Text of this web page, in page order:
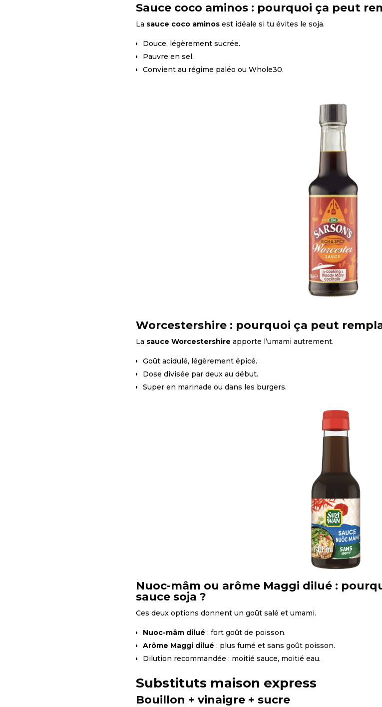
Sauce coco aminos : pourquoi ça peut
La sauce coco aminos est idéale si tu évites le soja.
Douce, légèrement sucrée.
Pauvre en sel.
Convient au régime paléo ou Whole30.
Worcestershire : pourquoi ça peut
La sauce Worcestershire apporte l’umami autrement.
Goût acidulé, légèrement épicé.
Dose divisée par deux au début.
Super en marinade ou dans les burgers.
Nuoc-mâm ou arôme Maggi dilué :
sauce soja ?
Ces deux options donnent un goût salé et umami.
Nuoc-mâm dilué : fort goût de poisson.
Arôme Maggi dilué : plus fumé et sans goût poisson.
Dilution recommandée : moitié sauce, moitié eau.
Substituts maison express
Bouillon + vinaigre + sucre